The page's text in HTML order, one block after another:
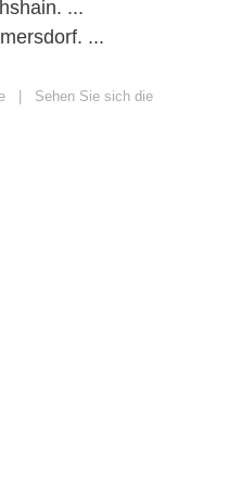
...
...
| Sehen Sie sich die